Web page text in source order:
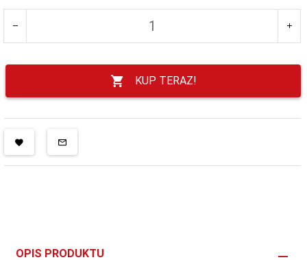
KUP TERAZ!
OPIS PRODUKTU